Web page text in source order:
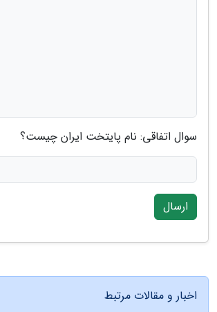
سوال اتفاقی: نام پایتخت ایران چیست؟
ارسال
اخبار و مقالات مرتبط